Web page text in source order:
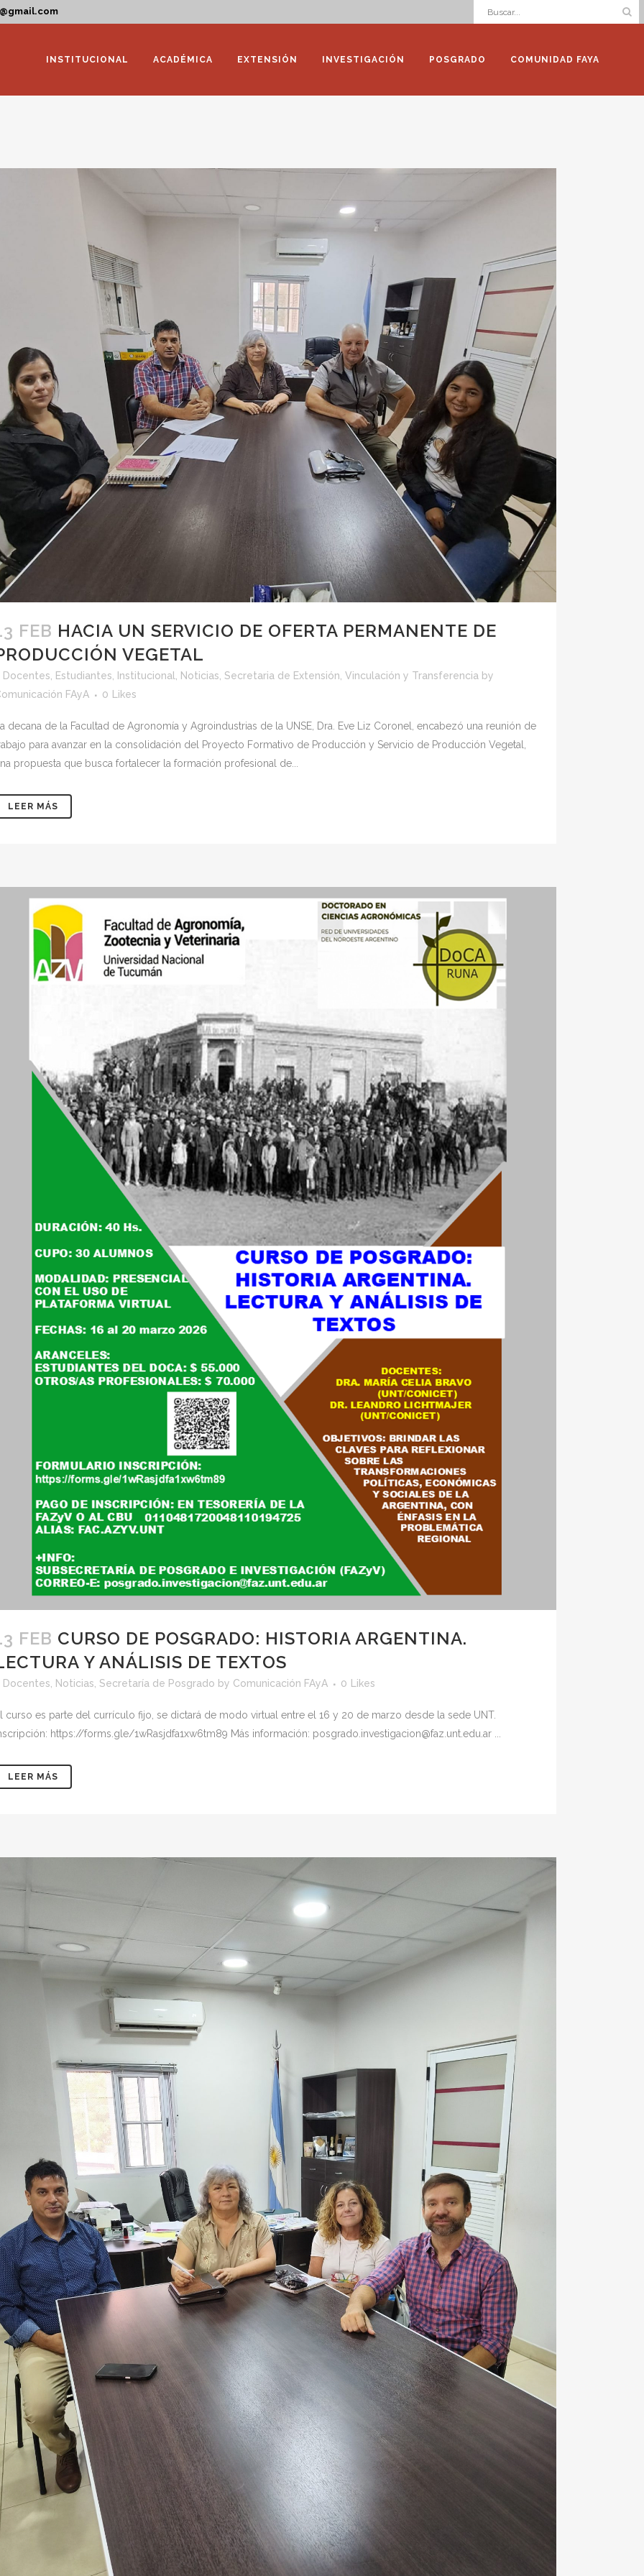
INSTITUCIONAL ACADÉMICA EXTENSIÓN INVESTIGACIÓN POSGRADO COMUNIDAD FAYA
FEB HACIA UN SERVICIO DE OFERTA PERMANENTE DE
VEGETAL
Docentes Estudiantes Institucional Noticias Secretaria de Extensión, Vinculación y Transferencia by
FAyA
0 Likes
decana de la Facultad de Agronomía y Agroindustrias de la UNSE, Dra. Eve Liz Coronel, encabezó una reunión de
para avanzar en la consolidación del Proyecto Formativo de Producción y Servicio de Producción Vegetal,
propuesta que busca fortalecer la formación profesional de...
LEER MÁS
FEB CURSO DE POSGRADO: HISTORIA ARGENTINA.
Y ANÁLISIS DE TEXTOS
Docentes Noticias Secretaría de Posgrado by Comunicación FAyA 0 Likes
curso es parte del currículo fijo, se dictará de modo virtual entre el 16 y 20 de marzo desde la sede UNT.
https://forms.gle/1wRasjdfa1xw6tm89 Más información: posgrado.investigacion@faz.unt.edu.ar ...
LEER MÁS